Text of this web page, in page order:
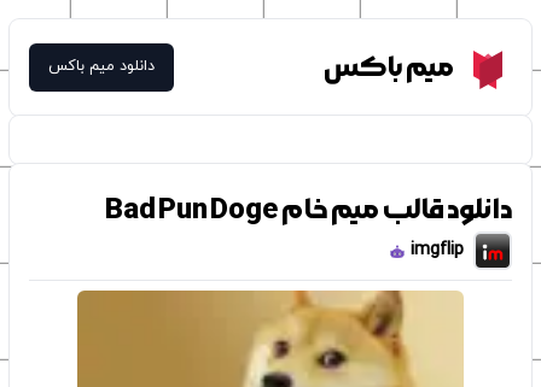
Meme Boxمیم باکس دانلود میم باکس
دانلود قالب میم خام Bad Pun Doge
imgflip